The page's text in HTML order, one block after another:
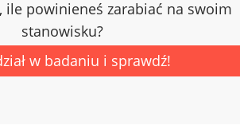
ile powinieneś zarabiać na swoim
stanowisku?
w badaniu i sprawdź!